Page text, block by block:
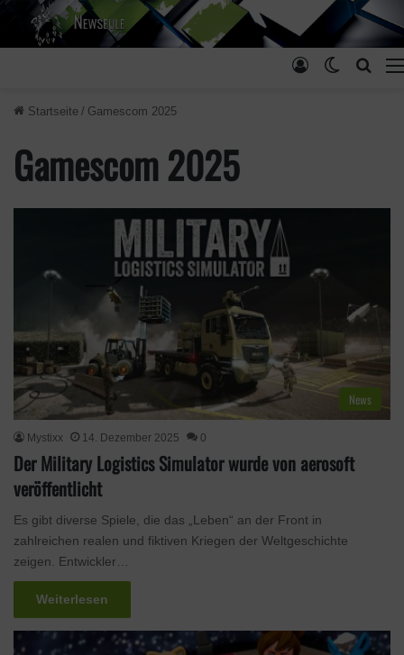
Skin
Anmelden
Startseite / Gamescom 2025
Gamescom 2025
News
Mystixx 14. Dezember 2025 0
Der Military Logistics Simulator wurde von aerosoft
veröffentlicht
Es gibt diverse Spiele, die das „Leben“ an der Front in
zahlreichen realen und fiktiven Kriegen der Weltgeschichte
zeigen. Entwickler…
Weiterlesen